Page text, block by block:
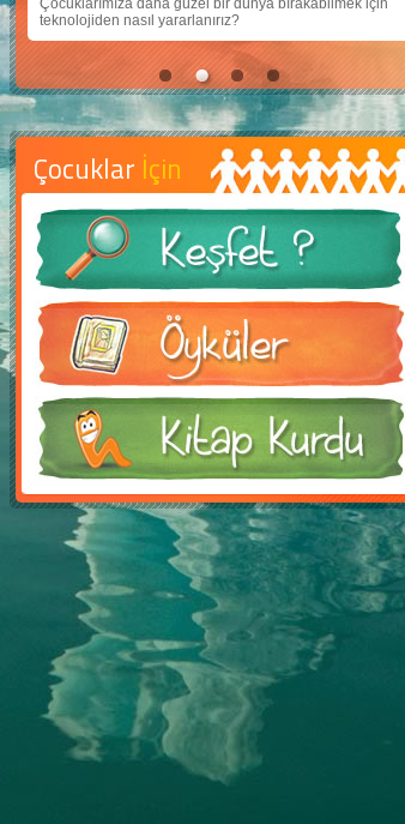
Çocuklarımıza daha güzel bir dünya bırakabilmek için
teknolojiden nasıl yararlanırız?
Çocuklar İçin